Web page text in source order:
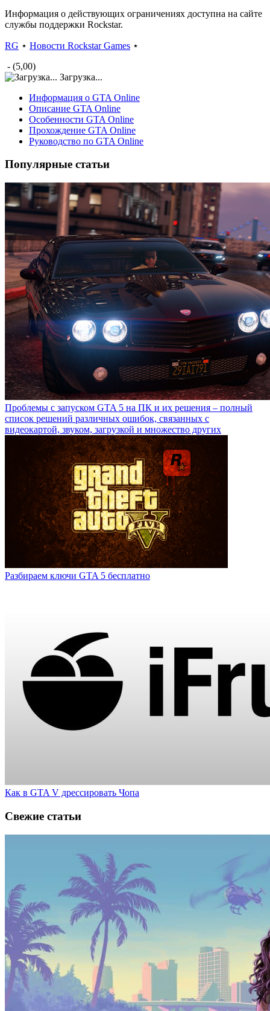
Информация о действующих ограничениях доступна на сайте
службы поддержки Rockstar.
RG ⋆ Новости Rockstar Games ⋆
- (5,00)
Загрузка...
Информация о GTA Online
Описание GTA Online
Особенности GTA Online
Прохождение GTA Online
Руководство по GTA Online
Популярные статьи
Проблемы с запуском GTA 5 на ПК и их решения – полный
список решений различных ошибок, связанных с
видеокартой, звуком, загрузкой и множество других
Разбираем ключи GTA 5 бесплатно
Как в GTA V дрессировать Чопа
Свежие статьи